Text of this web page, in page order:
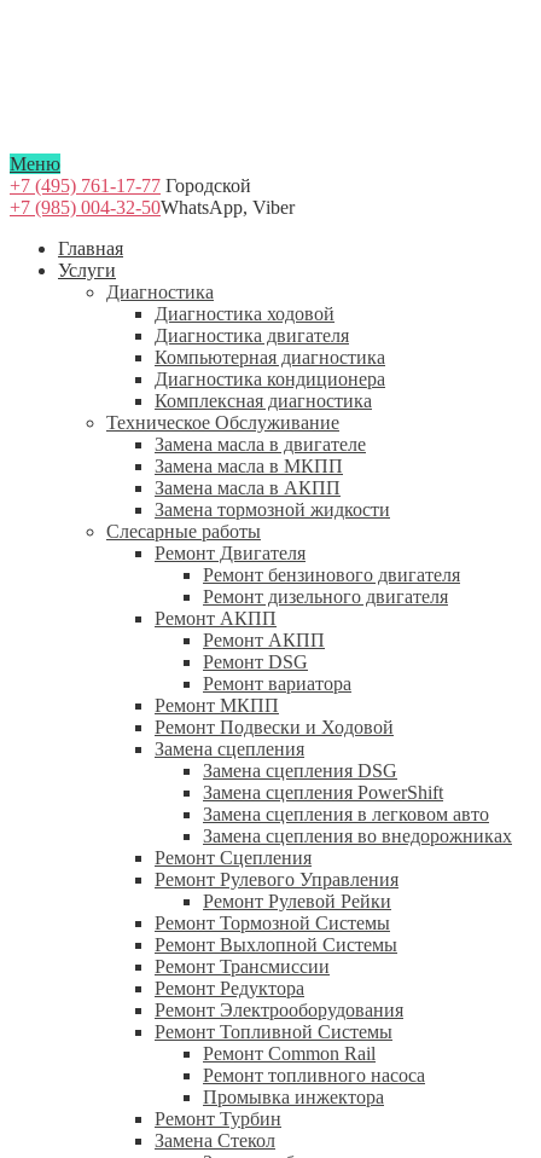
Меню
+7 (495) 761-17-77 Городской
+7 (985) 004-32-50WhatsApp, Viber
Главная
Услуги
Диагностика
Диагностика ходовой
Диагностика двигателя
Компьютерная диагностика
Диагностика кондиционера
Комплексная диагностика
Техническое Обслуживание
Замена масла в двигателе
Замена масла в МКПП
Замена масла в АКПП
Замена тормозной жидкости
Слесарные работы
Ремонт Двигателя
Ремонт бензинового двигателя
Ремонт дизельного двигателя
Ремонт АКПП
Ремонт АКПП
Ремонт DSG
Ремонт вариатора
Ремонт МКПП
Ремонт Подвески и Ходовой
Замена сцепления
Замена сцепления DSG
Замена сцепления PowerShift
Замена сцепления в легковом авто
Замена сцепления во внедорожниках
Ремонт Сцепления
Ремонт Рулевого Управления
Ремонт Рулевой Рейки
Ремонт Тормозной Системы
Ремонт Выхлопной Системы
Ремонт Трансмиссии
Ремонт Редуктора
Ремонт Электрооборудования
Ремонт Топливной Системы
Ремонт Common Rail
Ремонт топливного насоса
Промывка инжектора
Ремонт Турбин
Замена Стекол